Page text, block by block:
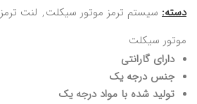
دسته: سیستم ترمز موتور سیکلت, لنت ترمز
موتور سیکلت
دارای گارانتی
جنس درجه یک
تولید شده با مواد درجه یک